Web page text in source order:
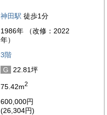
神田駅 徒歩1分
1986年 （改修：2022
年）
3階
G
22.81坪
75.42m2
600,000円
(26,304円)